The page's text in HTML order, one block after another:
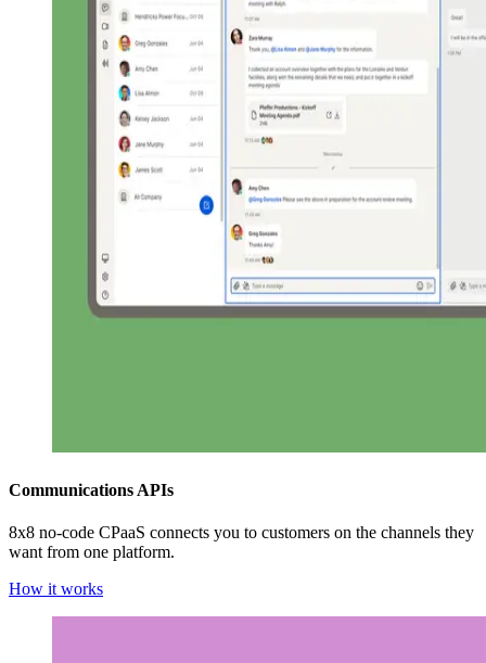
Communications APIs
8x8 no-code CPaaS connects you to customers on the channels they
want from one platform.
How it works